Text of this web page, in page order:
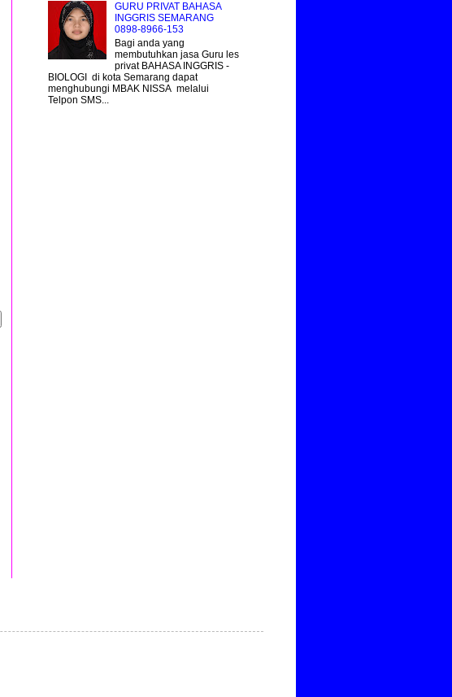
GURU PRIVAT BAHASA
INGGRIS SEMARANG
0898-8966-153
Bagi anda yang
membutuhkan jasa Guru les
privat BAHASA INGGRIS -
BIOLOGI di kota Semarang dapat
menghubungi MBAK NISSA melalui
Telpon SMS...